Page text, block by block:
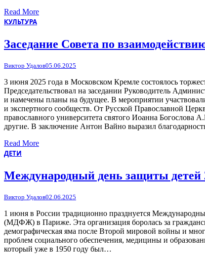
Read More
КУЛЬТУРА
Заседание Совета по
Виктор Удалов05.06.2025
3 июня 2025 года в Московском Кремле состоялось
Председательствовал на заседании Руководитель
и намечены планы на будущее. В мероприятии
и экспертного сообществ. От Русской Православной
православного университета святого Иоанна
другие. В заключение Антон Вайно выразил
Read More
ДЕТИ
Международный день защиты детей
Виктор Удалов02.06.2025
1 июня в России традиционно празднуется
(МДФЖ) в Париже. Эта организация боролась за
демографическая яма после Второй мировой войны и
проблем социального обеспечения, медицины и
который уже в 1950 году был…